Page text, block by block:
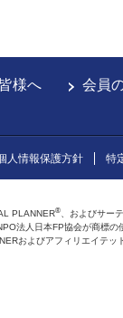
様へ 会員
人情報保護方針 特
PLANNER® 、およびサー
法人日本FP協会が商標の
およびアフィリエイテッ